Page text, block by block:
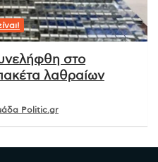
στο
λαθραίων
Politic.gr